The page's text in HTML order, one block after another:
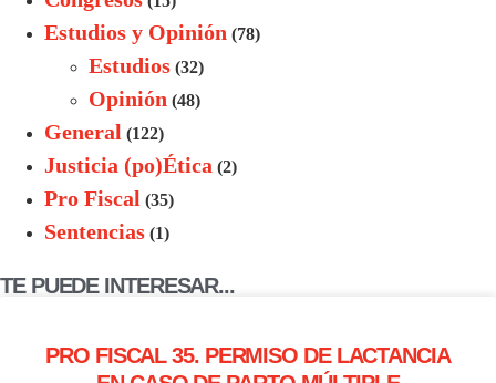
Estudios y Opinión (78)
Estudios (32)
Opinión (48)
General (122)
Justicia (po)Ética (2)
Pro Fiscal (35)
Sentencias (1)
TE PUEDE INTERESAR...
PRO FISCAL 35. PERMISO DE LACTANCIA